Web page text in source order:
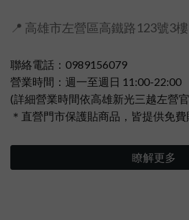
📍 高雄市左營區高鐵路123號3樓
聯絡電話：0989156079
營業時間：週一至週日 11:00-22:00
(詳細營業時間依高雄新光三越左營
＊直營門市保護貼商品，皆提供免
瞭解更多